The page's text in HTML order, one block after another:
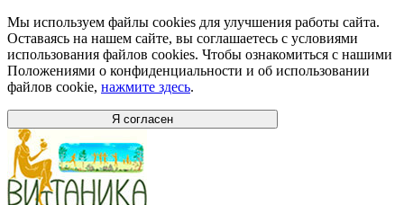
Мы используем файлы cookies для улучшения работы сайта.
Оставаясь на нашем сайте, вы соглашаетесь с условиями
использования файлов cookies. Чтобы ознакомиться с нашими
Положениями о конфиденциальности и об использовании
файлов cookie, нажмите здесь.
Я согласен